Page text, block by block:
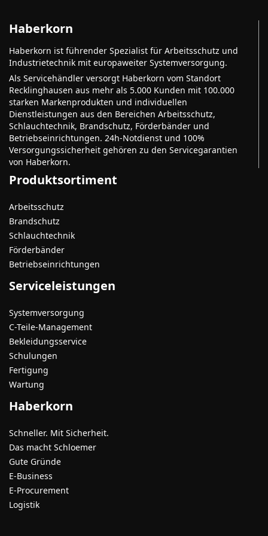
Haberkorn
Haberkorn ist führender Spezialist für Arbeitsschutz und
Industrietechnik mit europaweiter Systemversorgung.
Als Servicehändler versorgt Haberkorn vom Standort
Recklinghausen aus mehr als 5.000 Kunden mit 100.000
starken Markenprodukten und individuellen
Dienstleistungen aus den Bereichen Arbeitsschutz,
Schlauchtechnik, Brandschutz, Förderbänder und
Betriebseinrichtungen. 24h-Notdienst und 100%
Versorgungssicherheit gehören zu den Servicegarantien
von Haberkorn.
Produktsortiment
Arbeitsschutz
Brandschutz
Schlauchtechnik
Förderbänder
Betriebseinrichtungen
Serviceleistungen
Systemversorgung
C-Teile-Management
Bekleidungsservice
Schulungen
Fertigung
Wartung
Haberkorn
Schneller. Mit Sicherheit.
Das macht Schloemer
Gute Gründe
E-Business
E-Procurement
Logistik